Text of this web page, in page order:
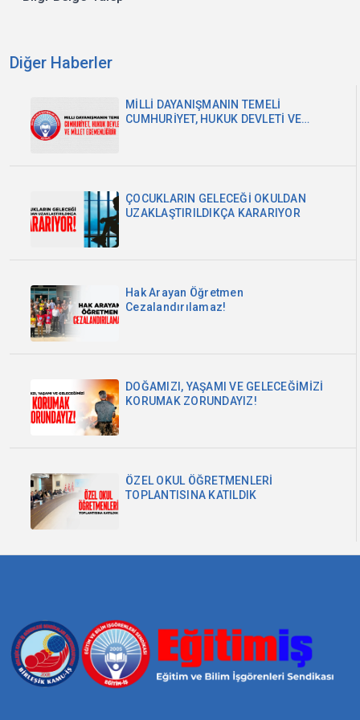
Diğer Haberler
MİLLİ DAYANIŞMANIN TEMELİ
CUMHURİYET, HUKUK DEVLETİ VE
ÇOCUKLARIN GELECEĞİ OKULDAN
UZAKLAŞTIRILDIKÇA KARARIYOR
Hak Arayan Öğretmen
Cezalandırılamaz!
DOĞAMIZI, YAŞAMI VE GELECEĞİMİZİ
KORUMAK ZORUNDAYIZ!
ÖZEL OKUL ÖĞRETMENLERİ
TOPLANTISINA KATILDIK